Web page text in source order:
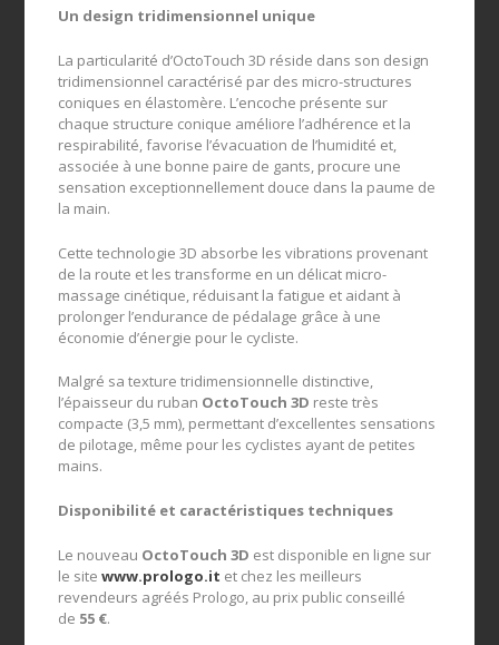
Un design tridimensionnel unique
La particularité d’OctoTouch 3D réside dans son design
tridimensionnel caractérisé par des micro-structures
coniques en élastomère. L’encoche présente sur
chaque structure conique améliore l’adhérence et la
respirabilité, favorise l’évacuation de l’humidité et,
associée à une bonne paire de gants, procure une
sensation exceptionnellement douce dans la paume de
la main.
Cette technologie 3D absorbe les vibrations provenant
de la route et les transforme en un délicat micro-
massage cinétique, réduisant la fatigue et aidant à
prolonger l’endurance de pédalage grâce à une
économie d’énergie pour le cycliste.
Malgré sa texture tridimensionnelle distinctive,
l’épaisseur du ruban OctoTouch 3D reste très
compacte (3,5 mm), permettant d’excellentes sensations
de pilotage, même pour les cyclistes ayant de petites
mains.
Disponibilité et caractéristiques techniques
Le nouveau OctoTouch 3D est disponible en ligne sur
le sitewww.prologo.it et chez les meilleurs
revendeurs agréés Prologo, au prix public conseillé
de 55 €.